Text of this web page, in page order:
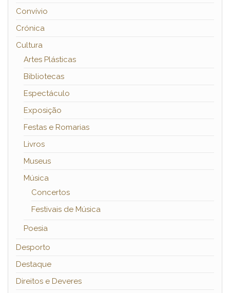
Convívio
Crónica
Cultura
Artes Plásticas
Bibliotecas
Espectáculo
Exposição
Festas e Romarias
Livros
Museus
Música
Concertos
Festivais de Música
Poesia
Desporto
Destaque
Direitos e Deveres